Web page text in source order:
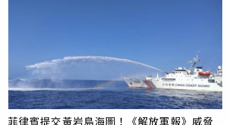
而非醫療機構，也顯示許多患者直到病情惡化甚至死亡前，
都未曾接受治療。民主剛果伊波拉疫情快速擴散，專家憂心
病毒可能發生變異，國際防疫單位高度戒備。面對疫情快速
失控，非洲疾管中心宣布全面調整防疫策略，不再只依靠接
觸者追蹤，而是改採「挨家挨戶地毯式搜索」，由衛生人員
逐戶訪查是否有民眾出現伊波拉疑似症狀，希望盡快找出潛
「群居期」階段，大量同步孵化並形成高度機動性的巨大蟲
群，可隨風飛行長距離，迅速擴散至新地區。達吉斯坦共和
國官方表示，目前已同步展開空中及地面噴藥作業，希望控
制蟲群蔓延。不過，由於蝗蟲主要來自於受保護的自然保護
區，依法不得施用噴灑農藥，因此只能等蟲群飛離保護區後
才能防治，但農田往往已首當其衝。事實上，早在今年5月
菲律賓提交黃岩島海圖！《解放軍報》威脅